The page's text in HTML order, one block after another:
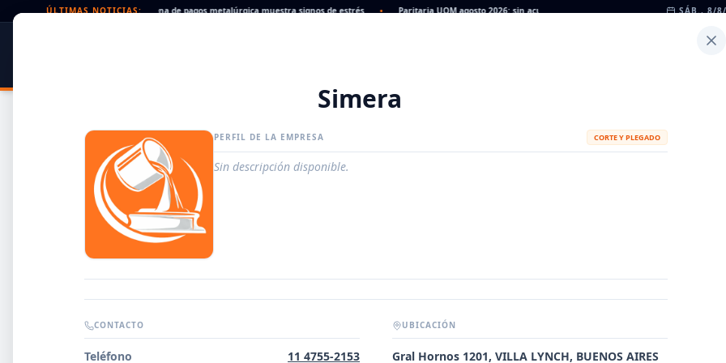
ÚLTIMAS NOTICIAS:
rechazados en alza: la cadena de pagos metalúrgica muestra signos de estrés • Paritaria UOM agosto 2026: sin acuerdo, siguen vigentes los valores de abril •
SÁB., 8/
DISTRIBUIDORES METALÚRGICAS FABRICANTES
Simera
PERFIL DE LA EMPRESA CORTE Y PLEGADO
Sin descripción disponible.
CONTACTO
Teléfono 11 4755-2153
UBICACIÓN
Gral Hornos 1201, VILLA LYNCH, BUENOS AIRES